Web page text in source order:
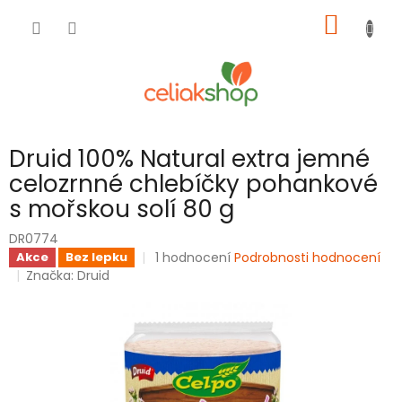
KOŠÍK
Druid 100% Natural extra jemné
celozrnné chlebíčky pohankové
s mořskou solí 80 g
DR0774
Akce Bez lepku
Průměrné
5,0
z
5
hvězdiček.
1 hodnocení Podrobnosti hodnocení
Značka:Druid